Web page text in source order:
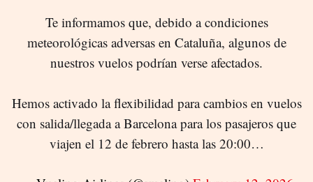
Te informamos que, debido a condiciones
meteorológicas adversas en Cataluña, algunos de
nuestros vuelos podrían verse afectados.
Hemos activado la flexibilidad para cambios en vuelos
con salida/llegada a Barcelona para los pasajeros que
viajen el 12 de febrero hasta las 20:00…